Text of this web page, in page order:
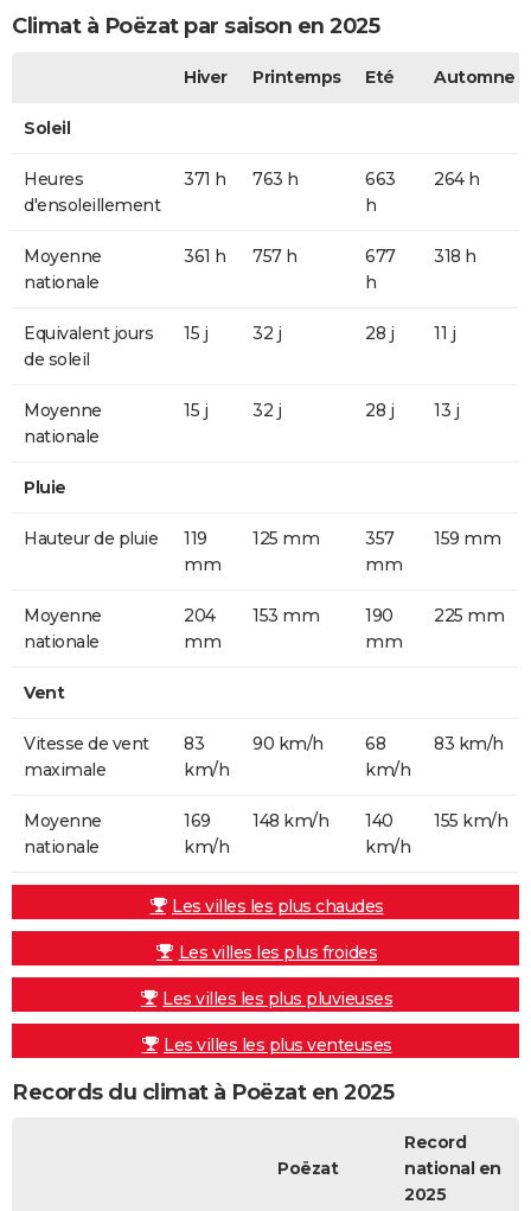
Climat à Poëzat par saison en 2025
Hiver Printemps Eté Automne
Soleil
Heures
d'ensoleillement
371 h 763 h
663
h
264 h
Moyenne
nationale
361 h 757 h
677
h
318 h
Equivalent jours
de soleil
15 j 32 j 28 j 11 j
Moyenne
nationale
15 j 32 j 28 j 13 j
Pluie
Hauteur de pluie
119
mm
125 mm
357
mm
159 mm
Moyenne
nationale
204
mm
153 mm
190
mm
225 mm
Vent
Vitesse de vent
maximale
83
km/h
90 km/h
68
km/h
83 km/h
Moyenne
nationale
169
km/h
148 km/h
140
km/h
155 km/h
Les villes les plus chaudes
Les villes les plus froides
Les villes les plus pluvieuses
Les villes les plus venteuses
Records du climat à Poëzat en 2025
Poëzat
Record
national en
2025